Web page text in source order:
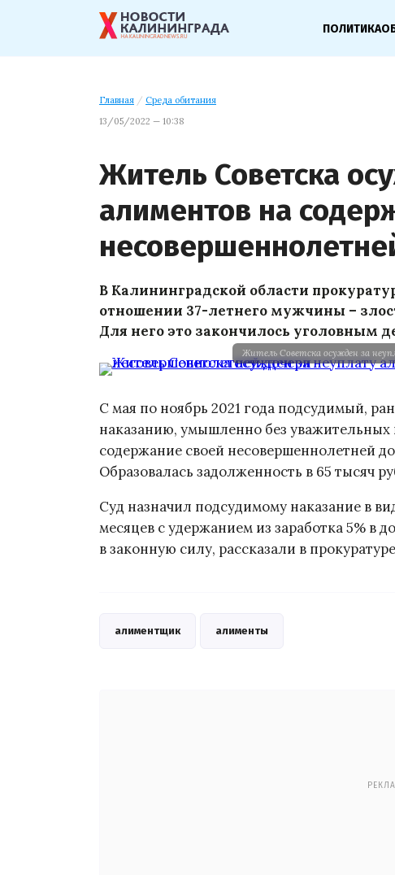
ПОЛИТИКА
Главная / Среда обитания
13/05/2022 — 10:38
Житель Советска
алиментов на
В Калининградской области
отношении 37-летнего мужчины –
Для него это закончилось уголовным
Житель Советска осужден за
С мая по ноябрь 2021 года подсудимый,
наказанию, умышленно без
содержание своей несовершеннолетней
Образовалась задолженность в 65 тысяч
Суд назначил подсудимому наказание в
месяцев с удержанием из заработка 5% в
в законную силу, рассказали в
алиментщик алименты